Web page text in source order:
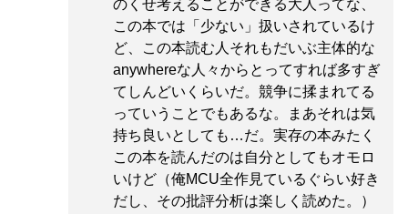
のくせ考えることができる大人ってな、
この本では「少ない」扱いされているけ
ど、この本読む人それもだいぶ主体的な
anywhereな人々からとってすれば多すぎ
てしんどいくらいだ。競争に揉まれてる
っていうことでもあるな。まあそれは気
持ち良いとしても…だ。実存の本みたく
この本を読んだのは自分としてもオモロ
いけど（俺MCU全作見ているぐらい好き
だし、その批評分析は楽しく読めた。）